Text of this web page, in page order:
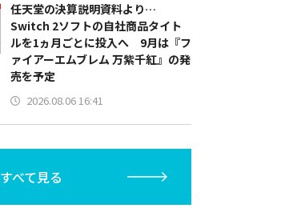
任天堂の決算説明資料より…
Switch 2ソフトの自社商品タイト
ルを1ヵ月ごとに投入へ 9月は『フ
ァイアーエムブレム 万紫千紅』の発
売を予定
2026.08.06 16:41
すべて見る